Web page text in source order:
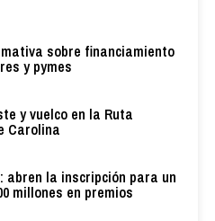
sobre financiamiento
y pymes
y vuelco en la Ruta
Carolina
abren la inscripción para un
millones en premios